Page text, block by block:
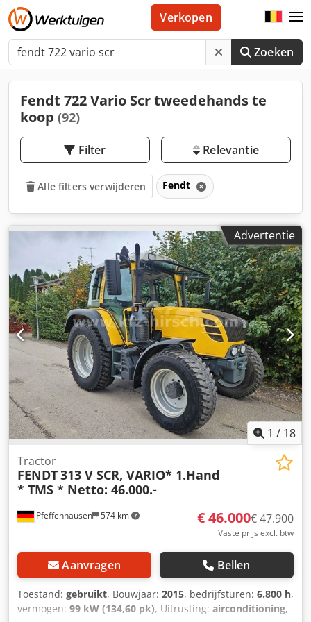
Zoeken
Verkopen
Fendt 722 Vario Scr tweedehands te
koop (92)
Filter Relevantie
Alle filters verwijderen Fendt
Advertentie
1 / 18
Pfeffenhausen 574 km
Tractor
FENDT313 V SCR, VARIO* 1.Hand
* TMS * Netto: 46.000.-
€ 46.000€ 47.900
Vaste prijs excl. btw
Aanvragen Bellen
Toestand: gebruikt, Bouwjaar: 2015, bedrijfsturen: 6.800 h,
vermogen: 99 kW (134,60 pk), Uitrusting: airconditioning,